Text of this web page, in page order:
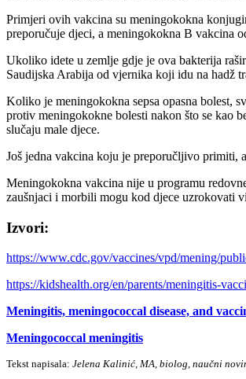
Primjeri ovih vakcina su meningokokna
preporučuje djeci, a meningokokna B vakcina
Ukoliko idete u zemlje gdje je ova bakterija
Saudijska Arabija od vjernika koji idu na hadž
Koliko je meningokokna sepsa opasna bolest,
protiv meningokokne bolesti nakon što se kao
slučaju male djece.
Još jedna vakcina koju je preporučljivo primiti,
Meningokokna vakcina nije u programu
zaušnjaci i morbili mogu kod djece uzrokovati
Izvori:
https://www.cdc.gov/vaccines/vpd/mening/
https://kidshealth.org/en/parents/meningitis-
Meningitis, meningococcal disease, and
Meningococcal meningitis
Tekst napisala: Jelena Kalinić, MA, biolog, naučni